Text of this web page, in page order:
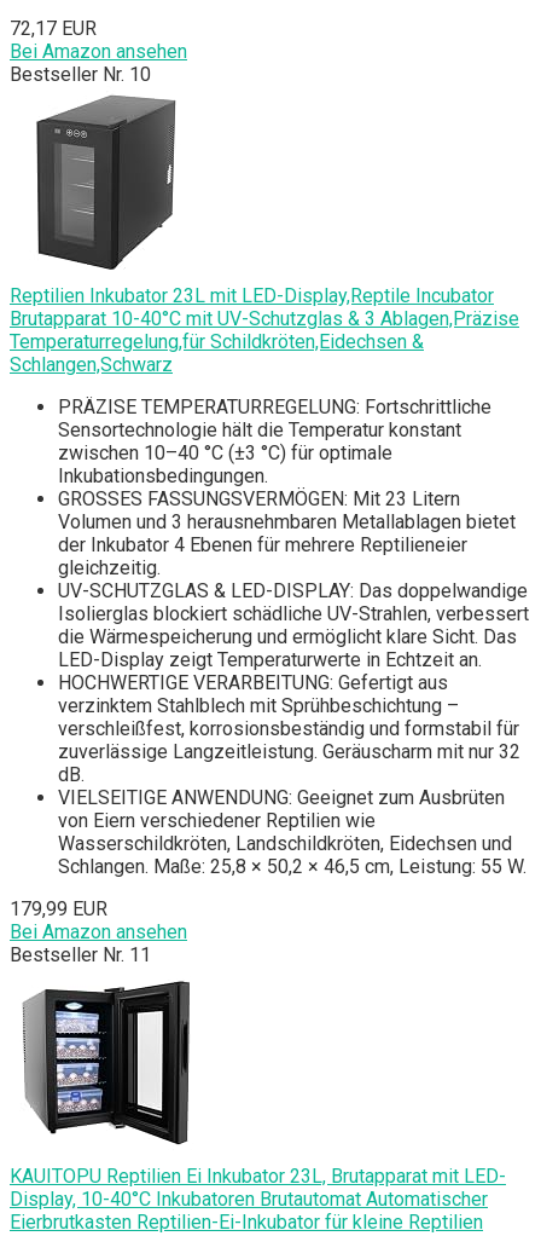
72,17 EUR
Bei Amazon ansehen
Bestseller Nr. 10
Reptilien Inkubator 23L mit LED-Display,Reptile Incubator
Brutapparat 10-40°C mit UV-Schutzglas & 3 Ablagen,Präzise
Temperaturregelung,für Schildkröten,Eidechsen &
Schlangen,Schwarz
PRÄZISE TEMPERATURREGELUNG: Fortschrittliche
Sensortechnologie hält die Temperatur konstant
zwischen 10–40 °C (±3 °C) für optimale
Inkubationsbedingungen.
GROSSES FASSUNGSVERMÖGEN: Mit 23 Litern
Volumen und 3 herausnehmbaren Metallablagen bietet
der Inkubator 4 Ebenen für mehrere Reptilieneier
gleichzeitig.
UV-SCHUTZGLAS & LED-DISPLAY: Das doppelwandige
Isolierglas blockiert schädliche UV-Strahlen, verbessert
die Wärmespeicherung und ermöglicht klare Sicht. Das
LED-Display zeigt Temperaturwerte in Echtzeit an.
HOCHWERTIGE VERARBEITUNG: Gefertigt aus
verzinktem Stahlblech mit Sprühbeschichtung –
verschleißfest, korrosionsbeständig und formstabil für
zuverlässige Langzeitleistung. Geräuscharm mit nur 32
dB.
VIELSEITIGE ANWENDUNG: Geeignet zum Ausbrüten
von Eiern verschiedener Reptilien wie
Wasserschildkröten, Landschildkröten, Eidechsen und
Schlangen. Maße: 25,8 × 50,2 × 46,5 cm, Leistung: 55 W.
179,99 EUR
Bei Amazon ansehen
Bestseller Nr. 11
KAUITOPU Reptilien Ei Inkubator 23L, Brutapparat mit LED-
Display, 10-40°C Inkubatoren Brutautomat Automatischer
Eierbrutkasten Reptilien-Ei-Inkubator für kleine Reptilien